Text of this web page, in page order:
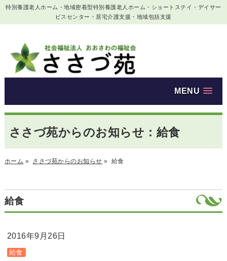
特別養護老人ホーム・地域密着型特別養護老人ホーム・ショートステイ・デイサー
ビスセンター・居宅介護支援・地域包括支援
MENU
ささづ苑からのお知らせ：給食
ホーム » ささづ苑からのお知らせ » 給食
給食
2016年9月26日
給食